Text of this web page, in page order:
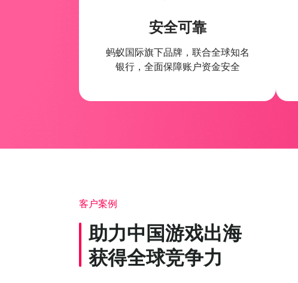
安全可靠
蚂蚁国际旗下品牌，联合全球知名
银行，全面保障账户资金安全
客户案例
助力中国游戏出海
获得全球竞争力